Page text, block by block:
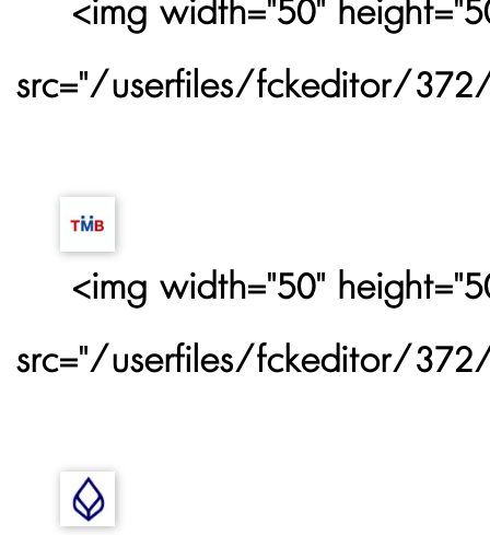
<img width="50"
src="/userfiles/fckeditor/
<img width="50"
src="/userfiles/fckeditor/